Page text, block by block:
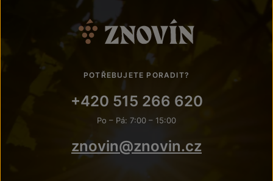
POTŘEBUJETE PORADIT?
+420 515 266 620
Po – Pá: 7:00 – 15:00
znovin@znovin.cz